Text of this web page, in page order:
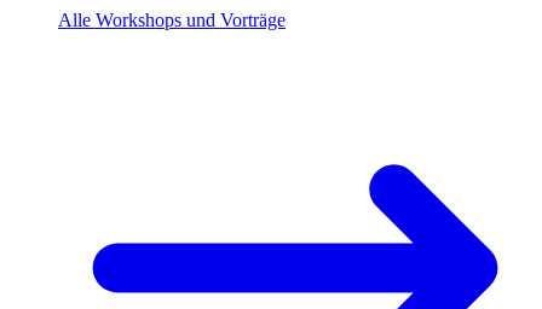
Alle Workshops und Vorträge